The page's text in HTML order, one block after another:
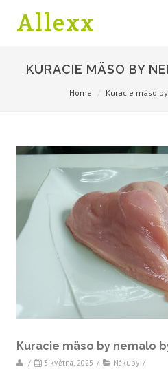
Allexx
KURACIE MÄSO BY
Home Kuracie mäso
Kuracie mäso by nemalo
/ 3 května, 2025 / Nákupy /